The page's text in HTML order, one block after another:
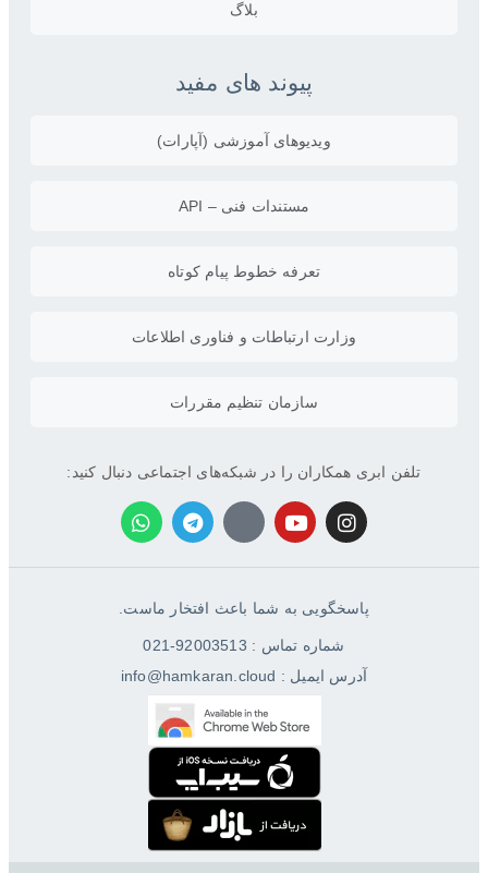
بلاگ
پیوند های مفید
ویدیو‌های آموزشی (آپارات)
مستندات فنی – API
تعرفه خطوط پیام کوتاه
وزارت ارتباطات و فناوری اطلاعات
سازمان تنظیم مقررات
تلفن ابری همکاران را در شبکه‌های اجتماعی دنبال کنید:
پاسخگویی به شما باعث افتخار ماست.
شماره تماس : 92003513-021
آدرس ایمیل : info@hamkaran.cloud